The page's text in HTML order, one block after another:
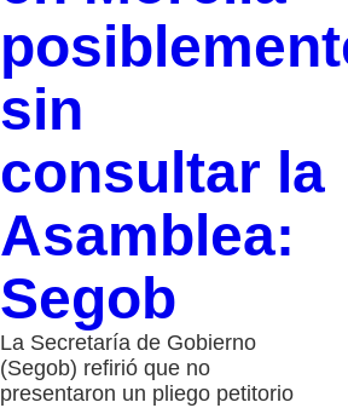
sin
consultar la
Asamblea:
Segob
La Secretaría de Gobierno
(Segob) refirió que no
presentaron un pliego petitorio